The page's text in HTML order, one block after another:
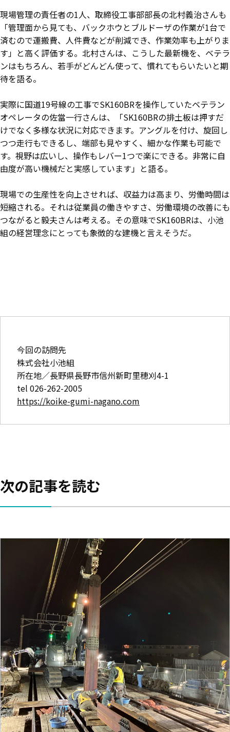
現場管理の責任者の1人、取締役工事部部長の北村義治さんも
「管理面から見ても、バックホウとブルドーザの作業が1台で
済むので運搬費、人件費などが削減でき、作業効率も上がりま
す」と高く評価する。北村さんは、こうした最新機を、ベテラ
ンはもちろん、若手がどんどん使って、慣れてもらいたいと期
待を語る。
実際に国道19号線の工事でSK160BRを操作していたベテラン
オペレータの佐當一行さんは、「SK160BRの排土板は押すだ
けでなく多様な状況に対応できます。アングルを付け、旋回し
つつ走行もできるし、端部も見やすく、細かな作業も可能で
す。視野は広いし、操作もレバー1つで楽にできる。非常に自
由度が高い機械だと実感しています」と語る。
現場での生産性を向上させれば、収益力は高まり、労働時間は
短縮される。それは従業員の働きやすさ、労働環境の改善にも
つながると毅夫さんは考える。その意味でSK160BRは、小池
組の経営理念にとっても象徴的な建機と言えそうだ。
今回の訪問先
株式会社小池組
所在地／長野県長野市信州新町里穂刈4-1
tel 026-262-2005
https://koike-gumi-nagano.com
次の記事を読む